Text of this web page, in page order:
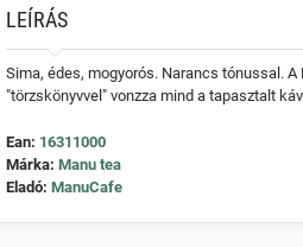
LEÍRÁS
Sima, édes, mogyorós. Narancs tónussal.
"törzskönyvvel" vonzza mind a tapasztalt
Ean: 16311000
Márka: Manu tea
Eladó: ManuCafe